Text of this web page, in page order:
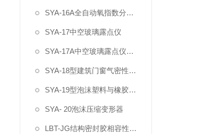
SYA-16A全自动氧指数分析测定仪
SYA-17中空玻璃露点仪
SYA-17A中空玻璃露点仪（干冰式）
SYA-18型建筑门窗气密性现场测试设备
SYA-19型泡沫塑料与橡胶螺旋测微仪
SYA- 20泡沫压缩变形器
LBT-JG结构密封胶相容性试验箱